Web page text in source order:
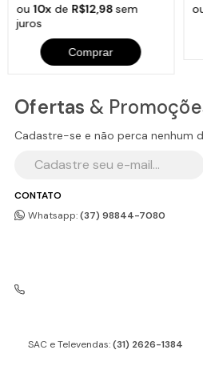
ou10x de R$12,98sem
juros
Comprar
CONTATO
Whatsapp:(37) 98844-7080
SAC e Televendas:(31) 2626-1384
Ofertas &
Cadastre-se e não perca nenhum